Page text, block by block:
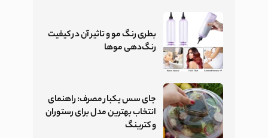
بطری رنگ مو و تاثیر آن در کیفیت
رنگ‌دهی موها
جای سس یکبار مصرف: راهنمای
انتخاب بهترین مدل برای رستوران
و کترینگ